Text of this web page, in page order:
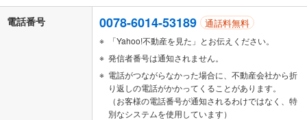
電話番号 0078-6014-53189 通話料無料
「Yahoo!不動産を見た」とお伝えください。
発信者番号は通知されません。
電話がつながらなかった場合に、不動産会社から折
り返しの電話がかかってくることがあります。
（お客様の電話番号が通知されるわけではなく、特
別なシステムを使用しています）